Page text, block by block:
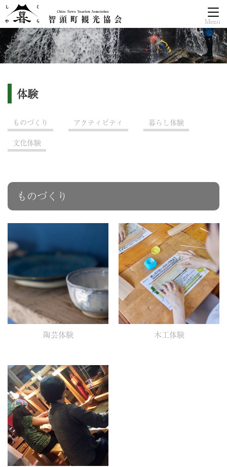
Menu
体験
ものづくり アクティビティ
暮らし体験
文化体験
ものづくり
陶芸体験 木工体験